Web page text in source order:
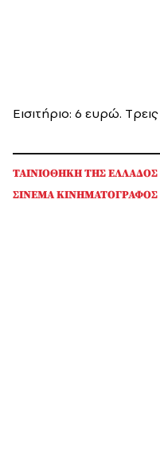
Εισιτήριο: 6 ευρώ.
ΤΑΙΝΙΟΘΗΚΗ ΤΗΣ ΕΛΛΑΔΟΣ
ΣΙΝΕΜΑ ΚΙΝΗΜΑΤΟΓΡΑΦΟΣ